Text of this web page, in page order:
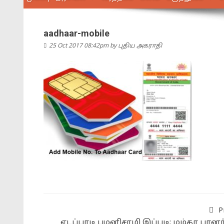
aadhaar-mobile
25 Oct 2017 08:42pm byபுதிய அகராதி